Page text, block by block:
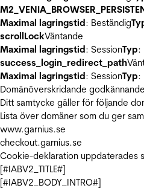
Maximal lagringstid: Beständig
scrollLockVäntande
Maximal lagringstid: SessionTyp:
success_login_redirect_path
Maximal lagringstid: SessionTyp:
Domänöverskridande godkännande
Ditt samtycke gäller för följande
Lista över domäner som du ger
www.garnius.se
checkout.garnius.se
Cookie-deklaration uppdaterades
[#IABV2_TITLE#]
[#IABV2_BODY_INTRO#]